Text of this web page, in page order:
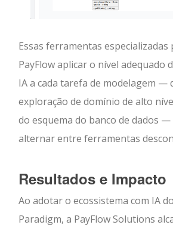
Essas ferramentas
PayFlow aplicar o nível adequado
IA a cada tarefa de modelagem —
exploração de domínio de alto
do esquema do banco de dados
alternar entre ferramentas
Resultados e Impacto
Ao adotar o ecossistema com IA
Paradigm, a PayFlow Solutions